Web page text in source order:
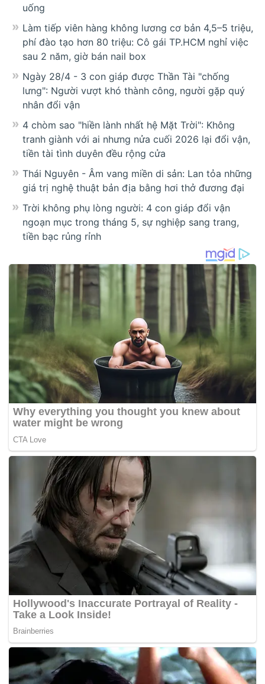
uống
Làm tiếp viên hàng không lương cơ bản 4,5–5 triệu,
phí đào tạo hơn 80 triệu: Cô gái TP.HCM nghỉ việc
sau 2 năm, giờ bán nail box
Ngày 28/4 - 3 con giáp được Thần Tài "chống
lưng": Người vượt khó thành công, người gặp quý
nhân đổi vận
4 chòm sao "hiền lành nhất hệ Mặt Trời": Không
tranh giành với ai nhưng nửa cuối 2026 lại đổi vận,
tiền tài tình duyên đều rộng cửa
Thái Nguyên - Âm vang miền di sản: Lan tỏa những
giá trị nghệ thuật bản địa bằng hơi thở đương đại
Trời không phụ lòng người: 4 con giáp đổi vận
ngoạn mục trong tháng 5, sự nghiệp sang trang,
tiền bạc rủng rỉnh